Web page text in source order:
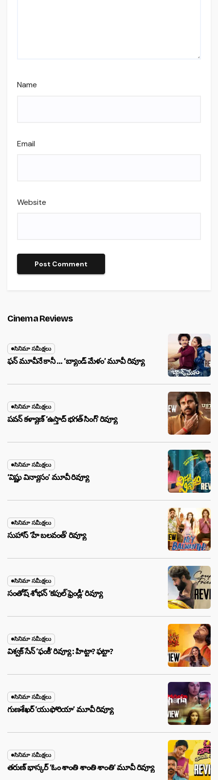
Name
Email
Website
Cinema Reviews
సినిమా సమీక్షలు
ఫన్ మూవీనే కానీ … ‘బ్యాండ్‌ మేళం’ మూవీ రివ్యూ
సినిమా సమీక్షలు
పవన్ కళ్యాణ్ ‘ఉస్తాద్ భ‌గ‌త్ సింగ్’ రివ్యూ
సినిమా సమీక్షలు
‘విష్ణు విన్యాసం’ మూవీ రివ్యూ
సినిమా సమీక్షలు
సుహాస్ ‘హే బలవంత్’ రివ్యూ
సినిమా సమీక్షలు
సంతోష్ శోభన్ ‘కపుల్ ఫ్రెండ్లీ’ రివ్యూ
సినిమా సమీక్షలు
విశ్వక్ సేన్ ‘ఫంకీ’ రివ్యూ : హిట్టా? ఫట్టా?
సినిమా సమీక్షలు
గుణశేఖర్ ‘యుఫోరియా’ మూవీ రివ్యూ
సినిమా సమీక్షలు
తరుణ్ భాస్కర్ ‘ఓం శాంతి శాంతి శాంతి’ మూవీ రివ్యూ